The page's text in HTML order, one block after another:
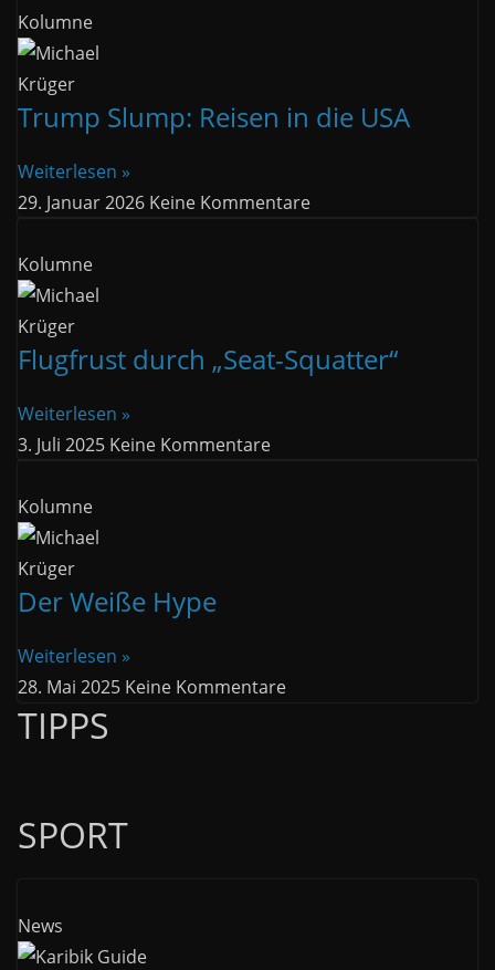
Kolumne
Trump Slump: Reisen in die USA
Weiterlesen »
29. Januar 2026 Keine Kommentare
Kolumne
Flugfrust durch „Seat-Squatter“
Weiterlesen »
3. Juli 2025 Keine Kommentare
Kolumne
Der Weiße Hype
Weiterlesen »
28. Mai 2025 Keine Kommentare
TIPPS
SPORT
News